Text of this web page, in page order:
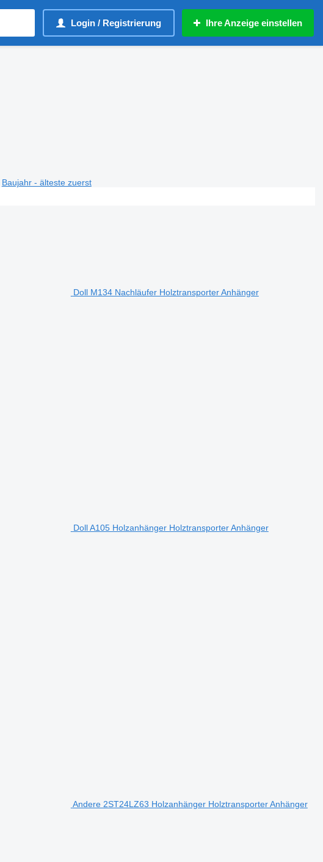
Login / Registrierung Ihre Anzeige einstellen
Baujahr - älteste zuerst
Doll M134 Nachläufer Holztransporter Anhänger
Doll A105 Holzanhänger Holztransporter Anhänger
Andere 2ST24LZ63 Holzanhänger Holztransporter Anhänger